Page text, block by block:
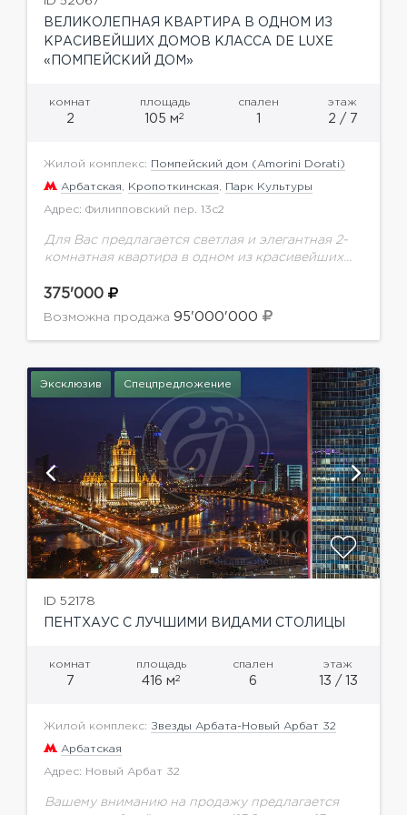
ВЕЛИКОЛЕПНАЯ КВАРТИРА В ОДНОМ ИЗ
КРАСИВЕЙШИХ ДОМОВ КЛАССА DE LUXE
«ПОМПЕЙСКИЙ ДОМ»
комнат
2
площадь
105 м2
спален этаж
2 / 7
Жилой комплекс: Помпейский дом (Amorini Dorati)
Арбатская, Кропоткинская, Парк Культуры
Адрес: Филипповский пер. 13с2
Для Вас предлагается светлая и элегантная 2-
комнатная квартира в одном из красивейших
площадью 105 м.кв. Из окон квартиры
открывается перспективный...
375'000
Возможна продажа 95'000'000
Эксклюзив Спецпредложение
ID 52178
ПЕНТХАУС С ЛУЧШИМИ ВИДАМИ СТОЛИЦЫ
комнат
7
площадь
416 м2
спален
6
этаж
13 / 13
Жилой комплекс: Звезды Арбата-Новый Арбат 32
Арбатская
Адрес: Новый Арбат 32
Вашему вниманию на продажу предлагается